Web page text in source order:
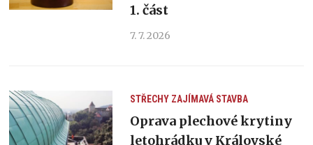
1. část
7. 7. 2026
STŘECHY ZAJÍMAVÁ STAVBA
Oprava plechové krytiny
letohrádku v Královské